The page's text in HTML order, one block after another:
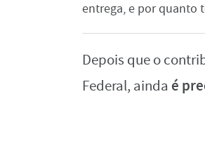
entrega, e por quanto
Depois que o
Federal, ainda é